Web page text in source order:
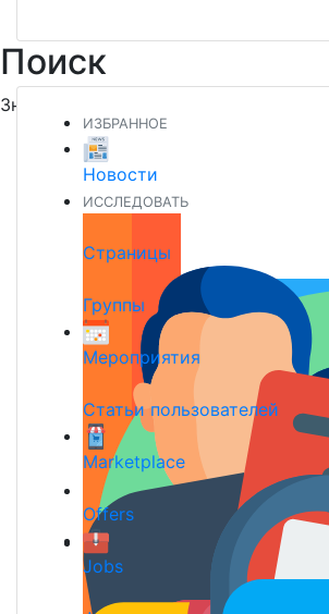
Поиск
Знакомьтесь и заводите новых друзей
ИЗБРАННОЕ
Новости
ИССЛЕДОВАТЬ
Страницы
Группы
Мероприятия
Статьи пользователей
Marketplace
Offers
Jobs